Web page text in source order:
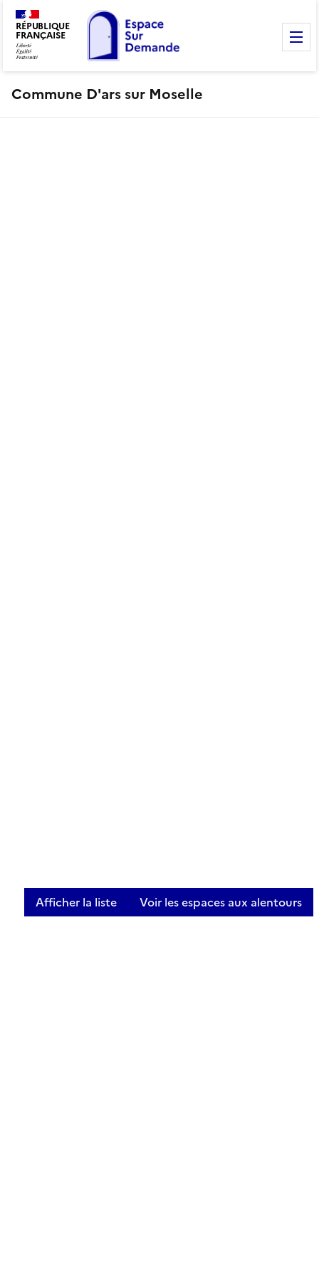
RÉPUBLIQUE
FRANÇAISE
Commune D'ars sur Moselle
Afficher la liste Voir les espaces aux alentours